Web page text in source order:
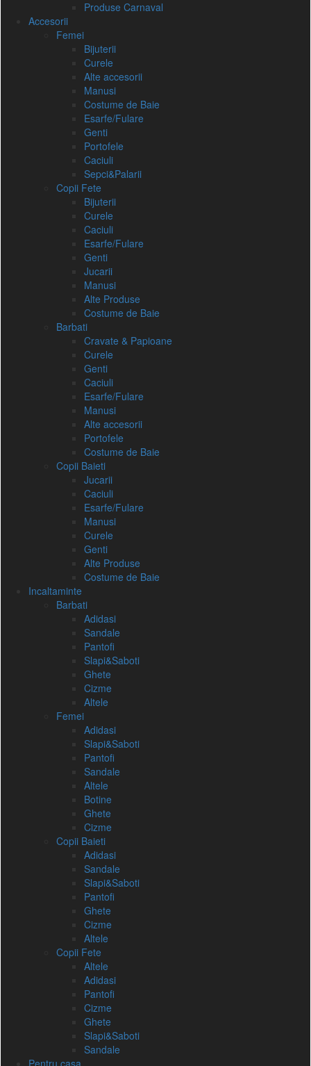
Produse Carnaval
Accesorii
Femei
Bijuterii
Curele
Alte accesorii
Manusi
Costume de Baie
Esarfe/Fulare
Genti
Portofele
Caciuli
Sepci&Palarii
Copii Fete
Bijuterii
Curele
Caciuli
Esarfe/Fulare
Genti
Jucarii
Manusi
Alte Produse
Costume de Baie
Barbati
Cravate & Papioane
Curele
Genti
Caciuli
Esarfe/Fulare
Manusi
Alte accesorii
Portofele
Costume de Baie
Copii Baieti
Jucarii
Caciuli
Esarfe/Fulare
Manusi
Curele
Genti
Alte Produse
Costume de Baie
Incaltaminte
Barbati
Adidasi
Sandale
Pantofi
Slapi&Saboti
Ghete
Cizme
Altele
Femei
Adidasi
Slapi&Saboti
Pantofi
Sandale
Altele
Botine
Ghete
Cizme
Copii Baieti
Adidasi
Sandale
Slapi&Saboti
Pantofi
Ghete
Cizme
Altele
Copii Fete
Altele
Adidasi
Pantofi
Cizme
Ghete
Slapi&Saboti
Sandale
Pentru casa